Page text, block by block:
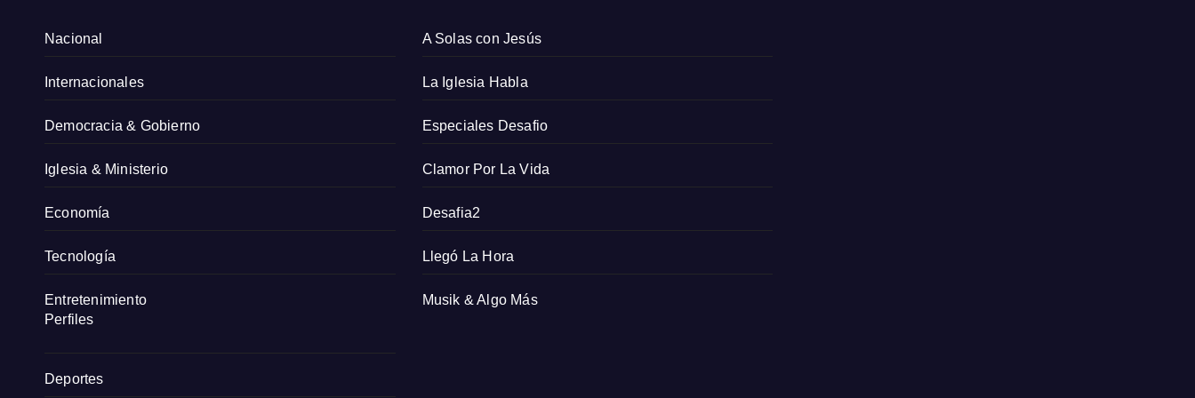
Nacional
Internacionales
Democracia & Gobierno
Iglesia & Ministerio
Economía
Tecnología
Entretenimiento
Perfiles
Deportes
A Solas con Jesús
La Iglesia Habla
Especiales Desafio
Clamor Por La Vida
Desafia2
Llegó La Hora
Musik & Algo Más